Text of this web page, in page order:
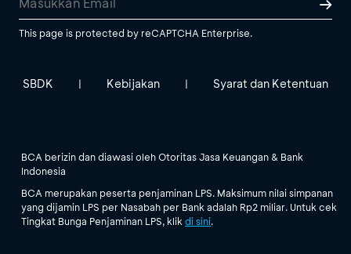
This page is protected by reCAPTCHA Enterprise.
SBDK | Kebijakan | Syarat dan Ketentuan
BCA berizin dan diawasi oleh Otoritas Jasa Keuangan & Bank
Indonesia
BCA merupakan peserta penjaminan LPS. Maksimum nilai simpanan
yang dijamin LPS per Nasabah per Bank adalah Rp2 miliar. Untuk cek
Tingkat Bunga Penjaminan LPS, klik di sini.